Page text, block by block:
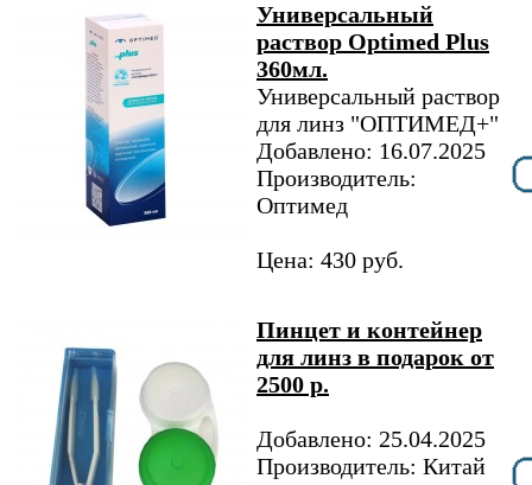
Универсальный
раствор Optimed Plus
360мл.
Универсальный раствор
для линз "ОПТИМЕД+"
Добавлено: 16.07.2025
Производитель:
Оптимед
Цена: 430 руб.
Пинцет и контейнер
для линз в подарок от
2500 р.
Добавлено: 25.04.2025
Производитель: Китай